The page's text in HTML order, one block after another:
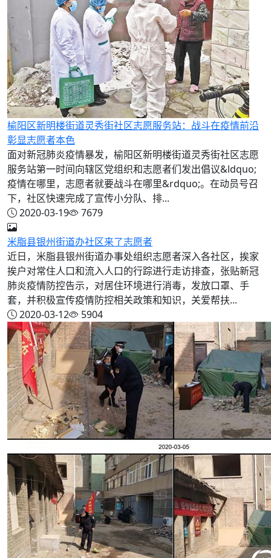
榆阳区新明楼街道灵秀街社区志愿服务站：战斗在疫情前沿
彰显志愿者本色
面对新冠肺炎疫情暴发，榆阳区新明楼街道灵秀街社区志愿
服务站第一时间向辖区党组织和志愿者们发出倡议&ldquo;
疫情在哪里，志愿者就要战斗在哪里&rdquo;。在动员号召
下，社区快速完成了宣传小分队、排...
2020-03-19
7679
米脂县银州街道办社区来了志愿者
近日，米脂县银州街道办事处组织志愿者深入各社区，挨家
挨户对常住人口和流入人口的行踪进行走访排查，张贴新冠
肺炎疫情防控告示，对居住环境进行消毒，发放口罩、手
套，并积极宣传疫情防控相关政策和知识，关爱帮扶...
2020-03-12
5904